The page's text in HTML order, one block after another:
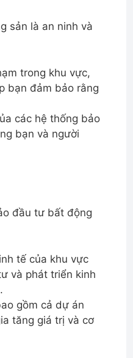
sản là an ninh và
trong khu vực,
bạn đảm bảo rằng
các hệ thống bảo
bạn và người
đầu tư bất động
tế của khu vực
và phát triển kinh
gồm cả dự án
tăng giá trị và cơ